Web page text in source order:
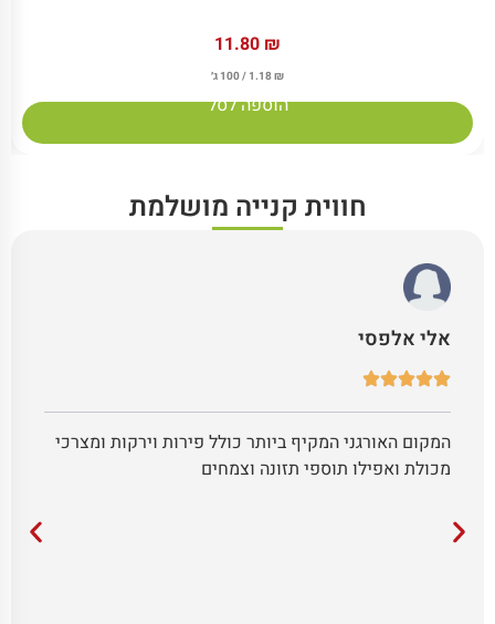
11.80 ₪
1.18₪ / 100 ג׳
הוספה לסל
חווית קנייה מושלמת
אלי אלפסי
המקום האורגני המקיף ביותר כולל פירות וירקות ומצרכי
מכולת ואפילו תוספי תזונה וצמחים